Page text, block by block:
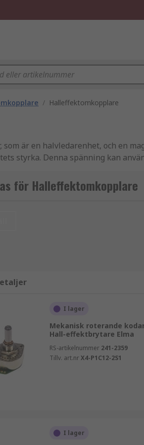
/ Halleffektomkopplare
är en halvledarenhet, och en
styrka. Denna spänning kan
att magnetfältet påverkar
appliceras orsakar det
behov av fysisk kontakt med
av magnetfältstyrkor, från
i magnetfält, vilket
låg effekt för att fungera.
för Halleffektomkopplare
I lager
Mekanisk roterande
Hall-effektbrytare Elma
RS-artikelnummer 241-2359
Tillv. art.nrX4-P1C12-2S1
I lager